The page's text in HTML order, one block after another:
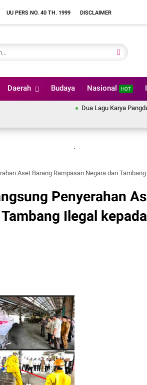
UU PERS NO. 40 TH. 1999 DISCLAIMER
Daerah Budaya Nasional HOT
Dua Lagu Karya Pangdam
.
Barang Rampasan Negara dari Tambang Ilegal
Penyerahan
Ilegal kepada